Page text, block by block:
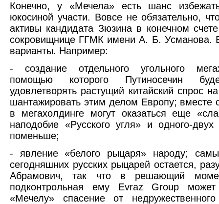
Конечно, у «Мечела» есть шанс
юкосиной участи. Вовсе не обязательно,
активы кандидата Зюзина в конечном
сокровищнице ГГМК имени А. Б. Усманова.
варианты. Например:
- создание отдельного угольного
помощью которого Путиносечин
удовлетворять растущий китайский спрос
шантажировать этим делом Европу; вместе
в мегахолдинге могут оказаться еще
наподобие «Русского угля» и одного-двух
поменьше;
- явление «белого рыцаря» народу;
сегодняшних русских рыцарей остается,
Абрамович, так что в решающий
подконтрольная ему Evraz Group может
«Мечелу» спасение от